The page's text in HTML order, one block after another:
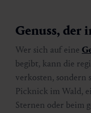
Genuss, der
Wer sich auf eine
begibt, kann die
verkosten, sondern
Picknick im Wald,
Sternen oder beim